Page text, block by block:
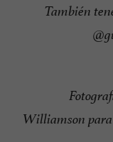
También
Williamson para